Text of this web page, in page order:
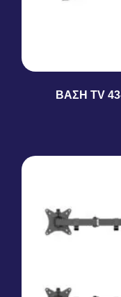
ΒΑΣΗ TV